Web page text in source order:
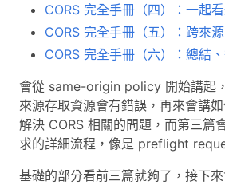
CORS 完全手冊（四）：一起
CORS 完全手冊（五）：跨來
CORS 完全手冊（六）：總結
會從 same-origin policy 開始講起
來源存取資源會有錯誤，再來會講
解決 CORS 相關的問題，而第三篇
求的詳細流程，像是 preflight
基礎的部分看前三篇就夠了，接下